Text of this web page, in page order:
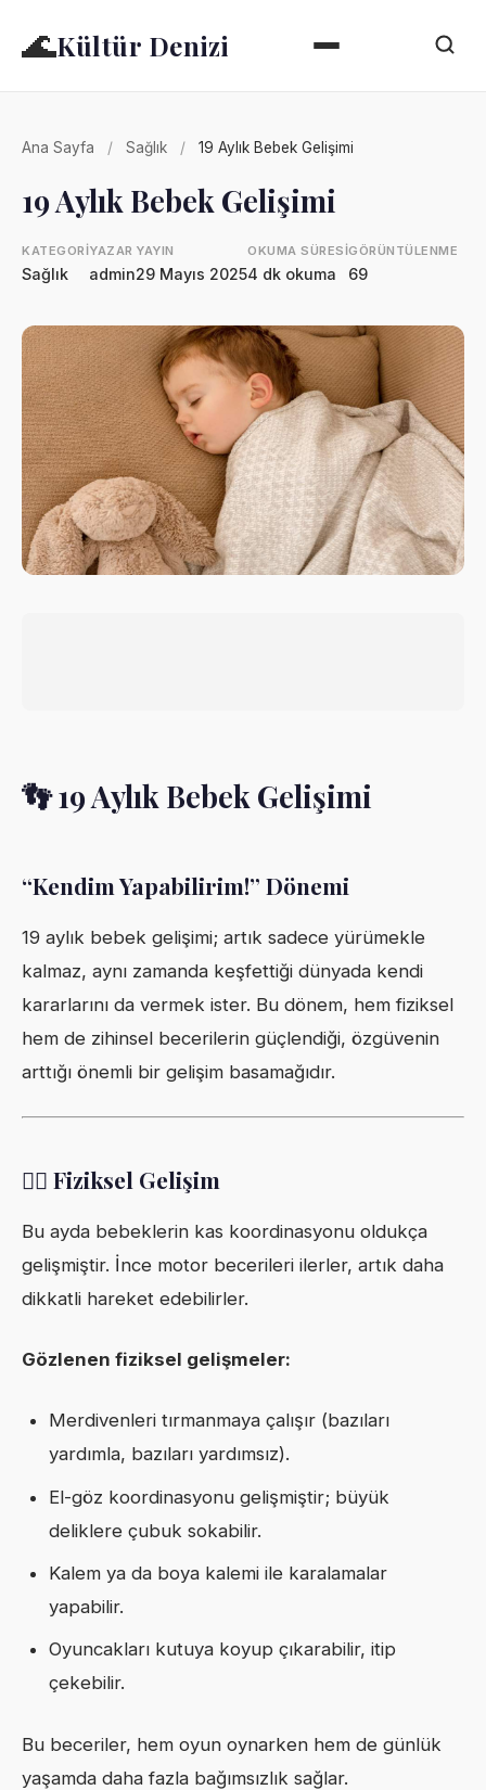
🌊Kültür Denizi
Ana Sayfa / Sağlık / 19 Aylık Bebek Gelişimi
19 Aylık Bebek Gelişimi
KATEGORI
Sağlık
YAZAR
admin
YAYIN
29 Mayıs 2025
OKUMA SÜRESI
4 dk okuma
GÖRÜNTÜLENME
69
👣 19 Aylık Bebek Gelişimi
“Kendim Yapabilirim!” Dönemi
19 aylık bebek gelişimi; artık sadece yürümekle
kalmaz, aynı zamanda keşfettiği dünyada kendi
kararlarını da vermek ister. Bu dönem, hem fiziksel
hem de zihinsel becerilerin güçlendiği, özgüvenin
arttığı önemli bir gelişim basamağıdır.
🚶‍♀️ Fiziksel Gelişim
Bu ayda bebeklerin kas koordinasyonu oldukça
gelişmiştir. İnce motor becerileri ilerler, artık daha
dikkatli hareket edebilirler.
Gözlenen fiziksel gelişmeler:
Merdivenleri tırmanmaya çalışır (bazıları
yardımla, bazıları yardımsız).
El-göz koordinasyonu gelişmiştir; büyük
deliklere çubuk sokabilir.
Kalem ya da boya kalemi ile karalamalar
yapabilir.
Oyuncakları kutuya koyup çıkarabilir, itip
çekebilir.
Bu beceriler, hem oyun oynarken hem de günlük
yaşamda daha fazla bağımsızlık sağlar.